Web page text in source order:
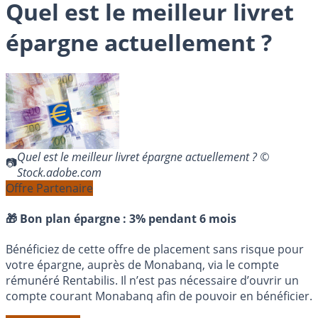
Quel est le meilleur livret
épargne actuellement ?
Quel est le meilleur livret épargne actuellement ? ©
Stock.adobe.com
Offre Partenaire
🎁 Bon plan épargne : 3% pendant 6 mois
Bénéficiez de cette offre de placement sans risque pour
votre épargne, auprès de Monabanq, via le compte
rémunéré Rentabilis. Il n’est pas nécessaire d’ouvrir un
compte courant Monabanq afin de pouvoir en bénéficier.